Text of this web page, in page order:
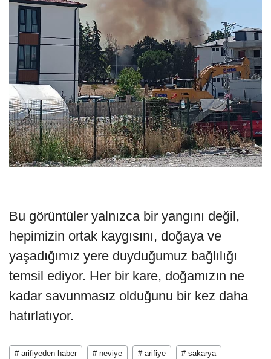
Bu görüntüler yalnızca bir yangını değil,
hepimizin ortak kaygısını, doğaya ve
yaşadığımız yere duyduğumuz bağlılığı
temsil ediyor. Her bir kare, doğamızın ne
kadar savunmasız olduğunu bir kez daha
hatırlatıyor.
# arifiyeden haber # neviye # arifiye # sakarya